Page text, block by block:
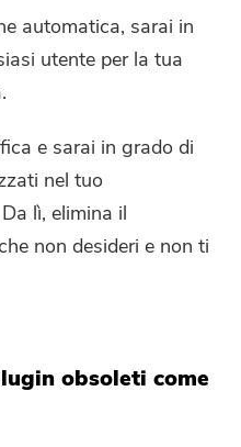
automatica, sarai in
utente per la tua
e sarai in grado di
nel tuo
lì, elimina il
non desideri e non ti
obsoleti come